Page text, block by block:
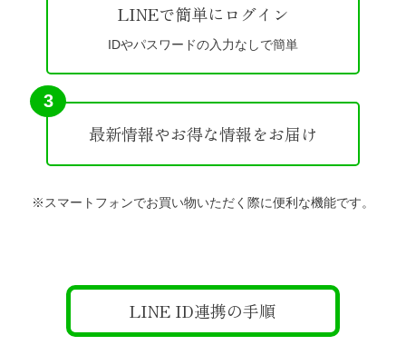
LINEで簡単にログイン
IDやパスワードの入力なしで簡単
3
最新情報やお得な情報をお届け
※スマートフォンでお買い物いただく際に便利な機能です。
LINE ID連携の手順